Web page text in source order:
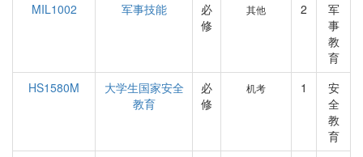
MIL1002
军事技能
必
修
其他 2
军
事
教
育
HS1580M
大学生国家安全
教育
必
修
机考 1
安
全
教
育